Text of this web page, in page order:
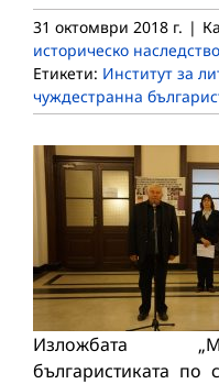
31 октомври 2018 г. |
историческо
Етикети: Институт за
чуждестранна
Изложбата
българистиката по